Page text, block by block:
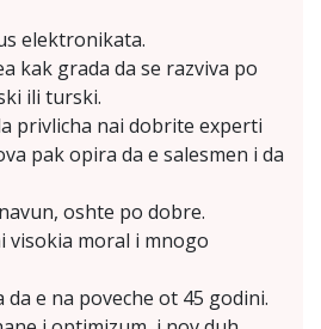
elektronikata.
kak grada da se razviva po
ili turski.
privlicha nai dobrite experti
pak opira da e salesmen i da
oshte po dobre.
visokia moral i mnogo
da e na poveche ot 45 godini.